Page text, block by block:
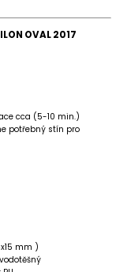
OVAL 2017
cca (5-10 min.)
potřebný stín pro
mm )